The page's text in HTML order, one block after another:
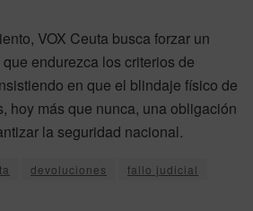
VOX Ceuta busca forzar un
endurezca los criterios de
en que el blindaje físico de
hoy más que nunca, una obligación
la seguridad nacional.
devoluciones
fallo judicial